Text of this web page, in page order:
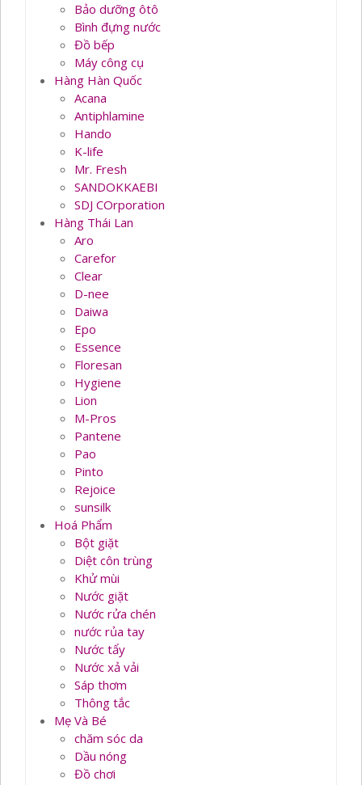
Bảo dưỡng ôtô
Bình đựng nước
Đồ bếp
Máy công cụ
Hàng Hàn Quốc
Acana
Antiphlamine
Hando
K-life
Mr. Fresh
SANDOKKAEBI
SDJ COrporation
Hàng Thái Lan
Aro
Carefor
Clear
D-nee
Daiwa
Epo
Essence
Floresan
Hygiene
Lion
M-Pros
Pantene
Pao
Pinto
Rejoice
sunsilk
Hoá Phẩm
Bột giặt
Diệt côn trùng
Khử mùi
Nước giặt
Nước rửa chén
nước rủa tay
Nước tẩy
Nước xả vải
Sáp thơm
Thông tắc
Mẹ Và Bé
chăm sóc da
Dầu nóng
Đồ chơi